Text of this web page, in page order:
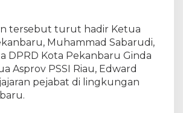
D
i
r
e
s
m
tersebut turut hadir Ketua
Muhammad Sabarudi,
DPRD Kota Pekanbaru Ginda
Asprov PSSI Riau, Edward
pejabat di lingkungan